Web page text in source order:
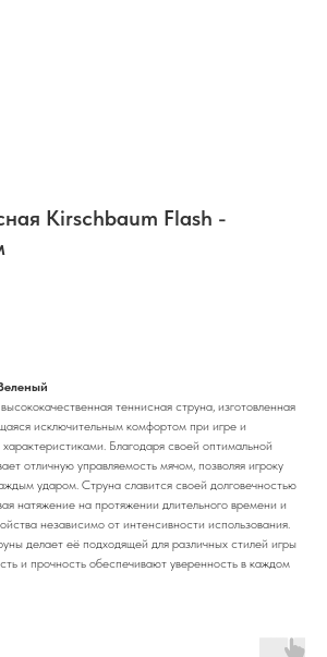
Kirschbaum Flash -
теннисная струна, изготовленная
исключительным комфортом при игре и
Благодаря своей оптимальной
отличную управляемость мячом, позволяя игроку
ударом. Струна славится своей долговечностью
натяжение на протяжении длительного времени и
независимо от интенсивности использования.
делает её подходящей для различных стилей игры
и прочность обеспечивают уверенность в каждом